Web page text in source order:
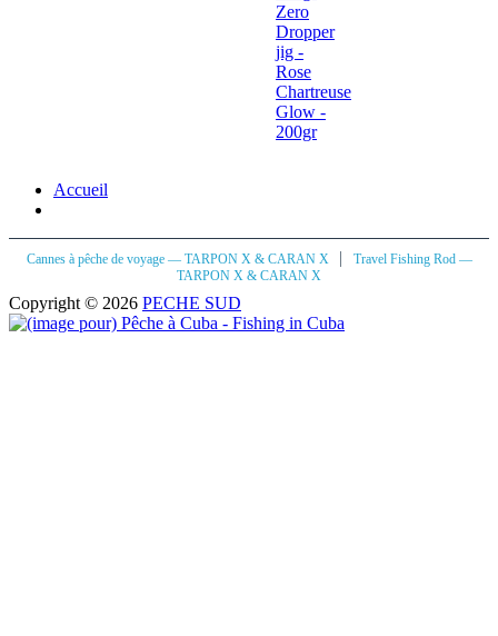
Zero
Dropper
jig -
Rose
Chartreuse
Glow -
200gr
Accueil
Cannes à pêche de voyage — TARPON X & CARAN X |
Travel Fishing Rod —
TARPON X & CARAN X
Copyright © 2026 PECHE SUD